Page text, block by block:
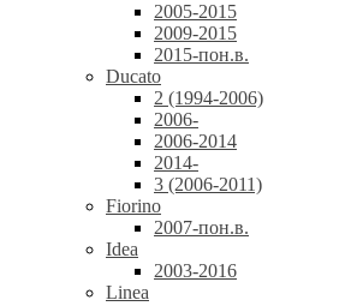
2005-2015
2009-2015
2015-пон.в.
Ducato
2 (1994-2006)
2006-
2006-2014
2014-
3 (2006-2011)
Fiorino
2007-пон.в.
Idea
2003-2016
Linea